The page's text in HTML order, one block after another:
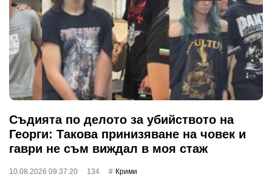
Съдията по делото за убийството на
Георги: Такова принизяване на човек и
гаври не съм виждал в моя стаж
10.08.2026 09:37:20 134 Крими